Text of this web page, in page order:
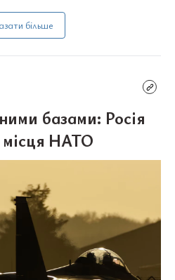
більше
базами: Росія
місця НАТО